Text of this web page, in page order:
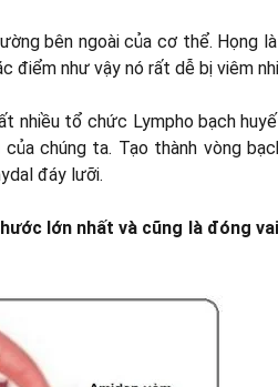
bên ngoài của cơ thể. Họng
điểm như vậy nó rất dễ bị viêm
nhiều tổ chức Lympho bạch
chúng ta. Tạo thành vòng
đáy lưỡi.
lớn nhất và cũng là đóng